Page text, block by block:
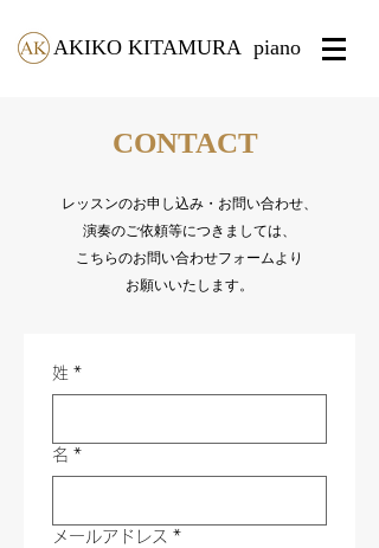
AKIKO KITAMURA piano
CONTACT
レッスンのお申し込み・お問い合わせ、
演奏のご依頼等につきましては、
こちらのお問い合わせフォームより
お願いいたします。
姓 *
名 *
メールアドレス *